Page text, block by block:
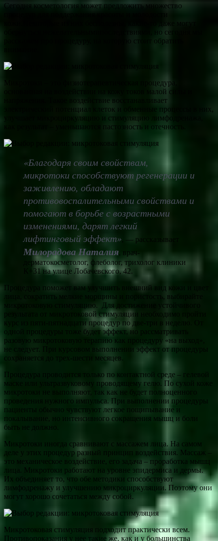
Cегодня косметология может предложить множество
процедур для поддержания красоты и молодости
кожи.Некоторые из них бесполезны, какие-то даже могут
обернуться нежелательнымипоследствиями, но сегодня мы
расскажем про процедуру, на которую стоит обратить
Микротоки – это физиотерапевтическая процедура,
основанная на воздействии на кожу токов малой силы и
напряжения. Такое воздействие восстанавливает
электрический потенциал клеток и обменные процессы в них,
улучшает микроциркуляцию и стимуляцию лимфодренажа,
как результат – уменьшаются пастозность и отечность.
«Благодаря своим свойствам,
микротоки способствуют регенерации и
заживлению, обладают
противовоспалительными свойствами и
помогают в борьбе с возрастными
изменениями, дарят легкий
лифтинговый эффект» , — рассказывает
Милорадова Наталия, врач-
дерматокосметолог, флеболог, трихолог клиники
К+31 на улице Лобачевского, 42.
Процедура поможет вам улучшить внешний вид кожи и цвет
лица, сократить мелкие морщины и пористость, выбирайте
микротоковую стимуляцию. Для достижение устойчивого
результата от микротоковой стимуляции необходимо пройти
курс из пяти-пятнадцати процедур по две-три в неделю. От
одной процедуры тоже будет эффект, но рассматривать
разовую микротоковую терапию как процедуру «на выход»,
не следует. При курсовом выполнении эффект от процедуры
сохраняется до трех-шести месяцев.
Процедура проводится только по контактной среде – гелевой
маске или ультразвуковому проводящему гелю. По сухой коже
микротоки не выполняют, так как не будет полноценного
проведения нужного импульса. При выполнении процедуры
пациенты обычно чувствуют легкое пощипывание и
покалывание, но интенсивного сокращения мышц и боли
быть не должно.
Микротоки иногда сравнивают с массажем лица. На самом
деле у этих процедур разный принцип воздействия. Массаж –
это механическое воздействие, его задача – проработка мышц
лица. Микротоки работают на уровне эпидермиса и дермы.
Их объединяет то, что обе методики способствуют
лимфодренажу и улучшению микроциркуляции. Поэтому они
могут хорошо сочетаться между собой.
Микротоковая стимуляция подходит практически всем.
Противопоказания у нее такие же, как и у большинства